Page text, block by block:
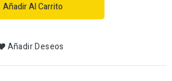
Añadir Al Carrito
Añadir Deseos